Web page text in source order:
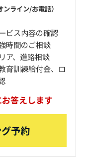
ンライン/お電話）
ビス内容の確認
時間のご相談
ア、進路相談
育訓練給付金、ロ
答えします
予約